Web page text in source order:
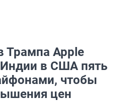
Трампа Apple
Индии в США пять
чтобы
цен